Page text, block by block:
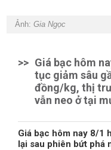
Ảnh: Gia Ngọc
>> Giá bạc hôm
tục giảm sâu
đồng/kg, thị
vẫn neo ở tại
Giá bạc hôm nay 8/1
lại sau phiên bứt phá